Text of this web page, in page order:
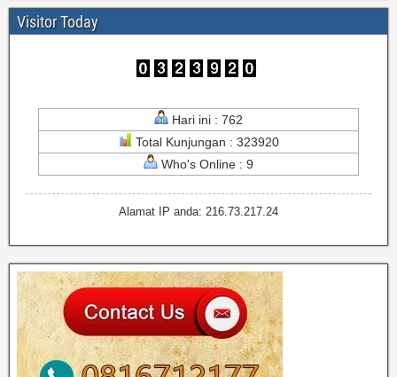
Visitor Today
Hari ini : 762
Total Kunjungan : 323920
Who's Online : 9
Alamat IP anda: 216.73.217.24